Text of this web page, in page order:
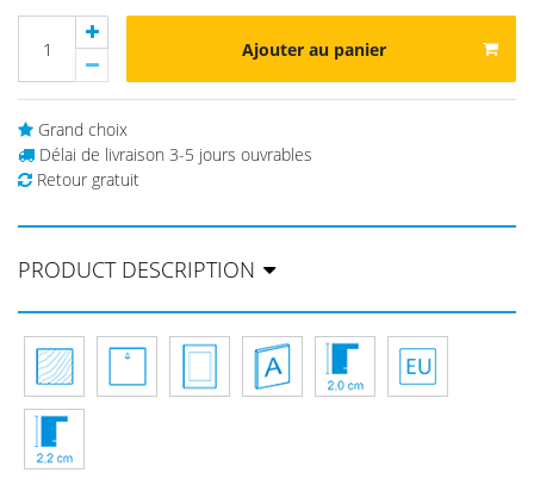
Ajouter au panier
Grand choix
Délai de livraison 3-5 jours ouvrables
Retour gratuit
PRODUCT DESCRIPTION